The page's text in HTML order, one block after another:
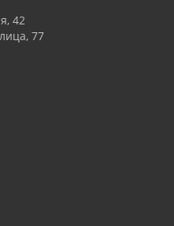
42
77